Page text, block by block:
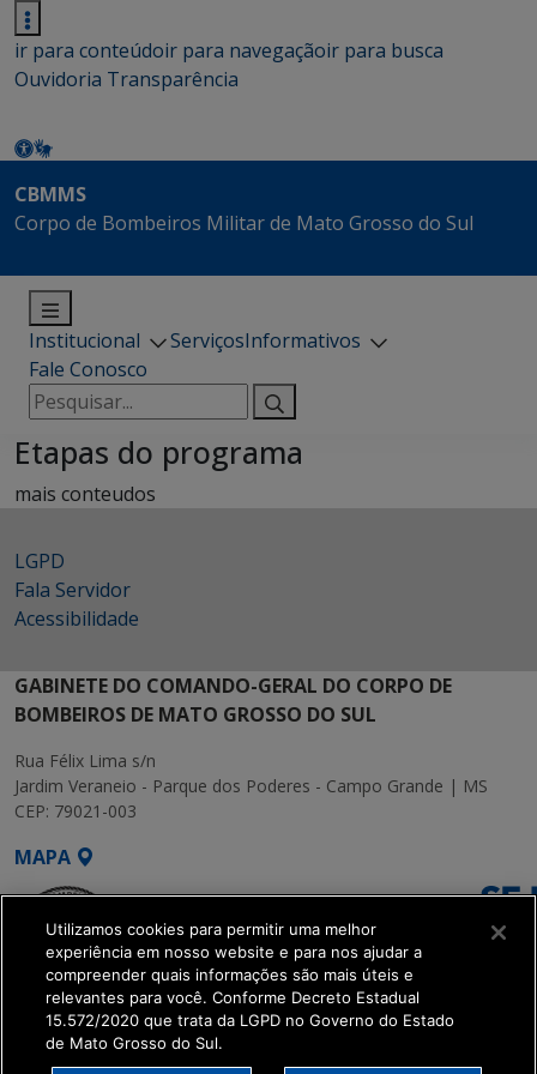
ir para conteúdoir para navegaçãoir para busca
Ouvidoria Transparência
CBMMS
Corpo de Bombeiros Militar de Mato Grosso do Sul
Institucional ServiçosInformativos
Fale Conosco
Pesquisar
por:
Etapas do programa
mais conteudos
LGPD
Fala Servidor
Acessibilidade
GABINETE DO COMANDO-GERAL DO CORPO DE
BOMBEIROS DE MATO GROSSO DO SUL
Rua Félix Lima s/n
Jardim Veraneio - Parque dos Poderes - Campo Grande | MS
CEP: 79021-003
MAPA
SETDIG | Secretaria-
Executiva de
Utilizamos cookies para permitir uma melhor
experiência em nosso website e para nos ajudar a
compreender quais informações são mais úteis e
relevantes para você. Conforme Decreto Estadual
15.572/2020 que trata da LGPD no Governo do Estado
de Mato Grosso do Sul.